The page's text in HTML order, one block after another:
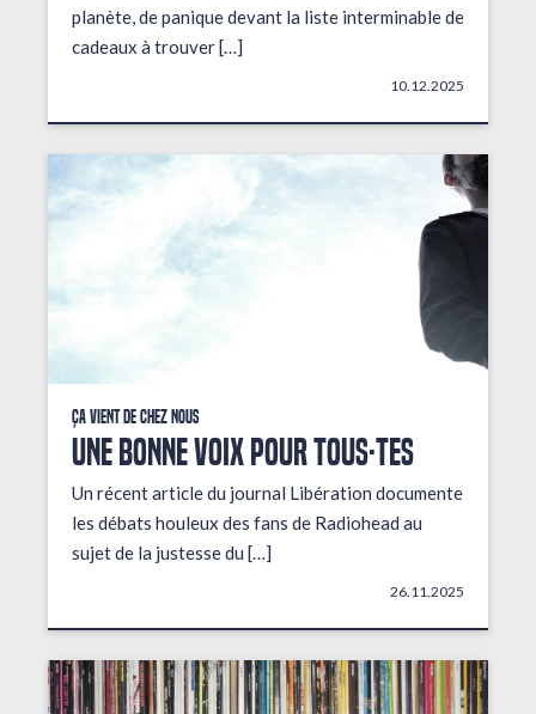
planète, de panique devant la liste interminable de
cadeaux à trouver […]
10.12.2025
Ça vient de chez nous
UNE BONNE VOIX POUR TOUS·TES
Un récent article du journal Libération documente
les débats houleux des fans de Radiohead au
sujet de la justesse du […]
26.11.2025